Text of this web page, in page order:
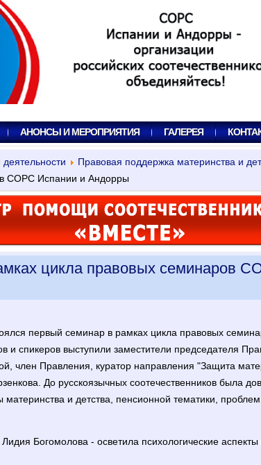
АНОНСЫ И МЕРОПРИЯТИЯ ГАЛЕРЕЯ
Правовая поддержка материнства и
СОРС Испании и Андорры
цикла правовых семинаров
первый семинар в рамках цикла правовых
и спикеров выступили заместители председателя
член Правления, куратор направления "Защита
До русскоязычных соотечественников была
и детства, пенсионной тематики,
Богомолова - осветила психологические